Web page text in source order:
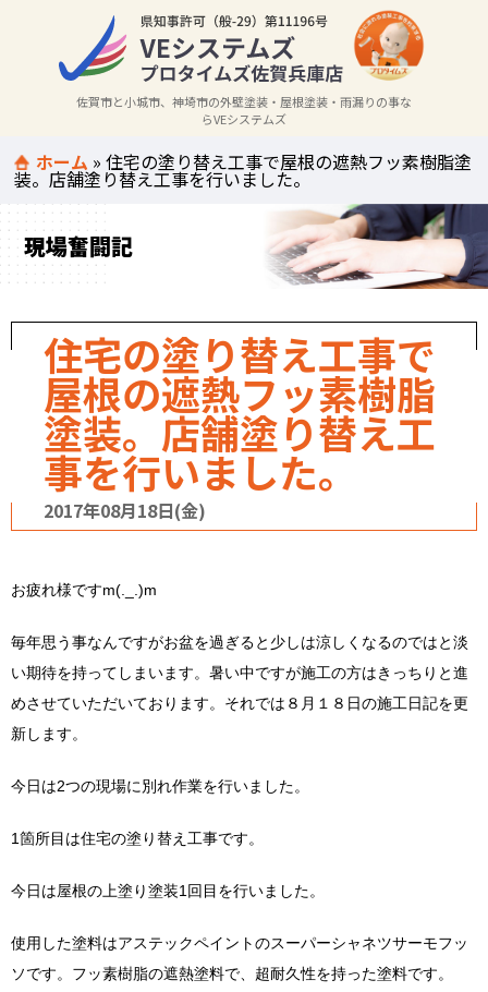
佐賀市と小城市、神埼市の外壁塗装・屋根塗装・雨漏りの事な
らVEシステムズ
ホーム »住宅の塗り替え工事で屋根の遮熱フッ素樹脂塗
装。店舗塗り替え工事を行いました。
現場奮闘記
住宅の塗り替え工事で
屋根の遮熱フッ素樹脂
塗装。店舗塗り替え工
事を行いました。
2017年08月18日(金)
お疲れ様ですm(._.)m
毎年思う事なんですがお盆を過ぎると少しは涼しくなるのではと淡
い期待を持ってしまいます。暑い中ですが施工の方はきっちりと進
めさせていただいております。それでは８月１８日の施工日記を更
新します。
今日は2つの現場に別れ作業を行いました。
1箇所目は住宅の塗り替え工事です。
今日は屋根の上塗り塗装1回目を行いました。
使用した塗料はアステックペイントのスーパーシャネツサーモフッ
ソです。フッ素樹脂の遮熱塗料で、超耐久性を持った塗料です。